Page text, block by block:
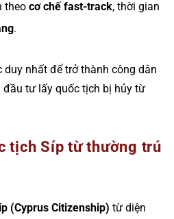
theo cơ chế fast-track, thời gian
.
nhất để trở thành công dân
tư lấy quốc tịch bị hủy từ
tịch Síp từ thường trú
(Cyprus Citizenship) từ diện